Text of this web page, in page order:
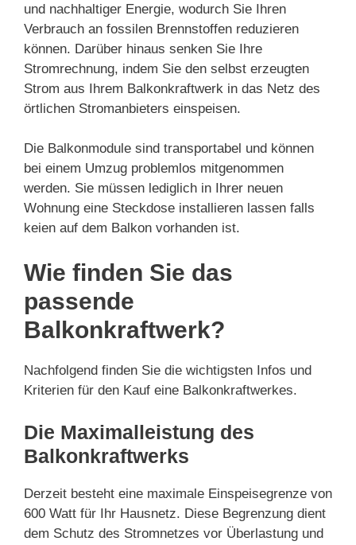
und nachhaltiger Energie, wodurch Sie Ihren
Verbrauch an fossilen Brennstoffen reduzieren
können. Darüber hinaus senken Sie Ihre
Stromrechnung, indem Sie den selbst erzeugten
Strom aus Ihrem Balkonkraftwerk in das Netz des
örtlichen Stromanbieters einspeisen.
Die Balkonmodule sind transportabel und können
bei einem Umzug problemlos mitgenommen
werden. Sie müssen lediglich in Ihrer neuen
Wohnung eine Steckdose installieren lassen falls
keien auf dem Balkon vorhanden ist.
Wie finden Sie das
passende
Balkonkraftwerk?
Nachfolgend finden Sie die wichtigsten Infos und
Kriterien für den Kauf eine Balkonkraftwerkes.
Die Maximalleistung des
Balkonkraftwerks
Derzeit besteht eine maximale Einspeisegrenze von
600 Watt für Ihr Hausnetz. Diese Begrenzung dient
dem Schutz des Stromnetzes vor Überlastung und